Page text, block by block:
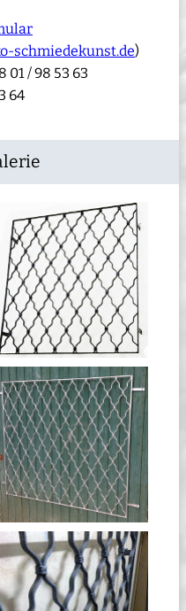
schmiedekunst.de)
/ 98 53 63
64